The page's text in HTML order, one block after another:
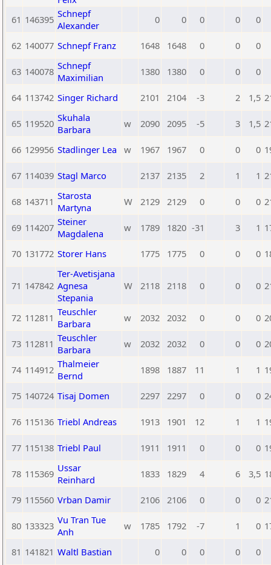
61 146395 Schnepf
Alexander
0 0 0 0 0
62 140077 Schnepf Franz 1648 1648 0 0 0
63 140078 Schnepf
Maximilian
1380 1380 0 0 0
64 113742 Singer Richard 2101 2104 -3 2 1,5
65 119520 Skuhala
Barbara
w 2090 2095 -5 3 1,5
66 129956 Stadlinger Lea w 1967 1967 0 0 0
67 114039 Stagl Marco 2137 2135 2 1 1
68 143711 Starosta
Martyna
W 2129 2129 0 0 0
69 114207 Steiner
Magdalena
w 1789 1820 -31 3 1
70 131772 Storer Hans 1775 1775 0 0 0
71 147842
Ter-Avetisjana
Agnesa
Stepania
W 2118 2118 0 0 0
72 112811 Teuschler
Barbara
w 2032 2032 0 0 0
73 112811 Teuschler
Barbara
w 2032 2032 0 0 0
74 114912 Thalmeier
Bernd
1898 1887 11 1 1
75 140724 Tisaj Domen 2297 2297 0 0 0
76 115136 Triebl Andreas 1913 1901 12 1 1
77 115138 Triebl Paul 1911 1911 0 0 0
78 115369 Ussar
Reinhard
1833 1829 4 6 3,5
79 115560 Vrban Damir 2106 2106 0 0 0
80 133323 Vu Tran Tue
Anh
w 1785 1792 -7 1 0
81 141821 Waltl Bastian 0 0 0 0 0